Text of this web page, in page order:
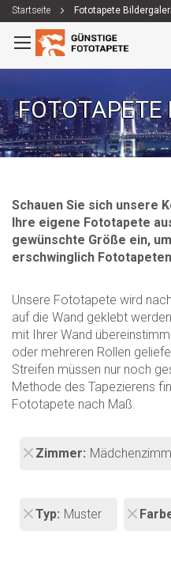
Startseite Fototapete
Zum
Inhalt
springen
FOTOTAPETE
Schauen Sie sich unsere
Ihre eigene Fototapete
gewünschte Größe ein,
erschwinglich
Unsere Fototapete wird
auf die Wand geklebt
mit Ihrer Wand
oder mehreren Rollen
Streifen müssen nur noch
Methode des Tapezierens
Fototapete nach Maß.
Zimmer
Typ Muster